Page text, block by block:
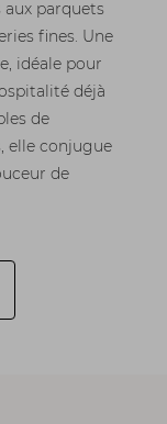
aux parquets
fines. Une
idéale pour
déjà
de
elle conjugue
de